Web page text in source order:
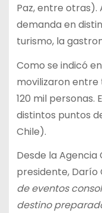
Paz, entre otras).
demanda en
turismo, la
Como se indicó
movilizaron
120 mil personas.
distintos puntos
Chile).
Desde la Agencia
presidente, Darío
de eventos
destino